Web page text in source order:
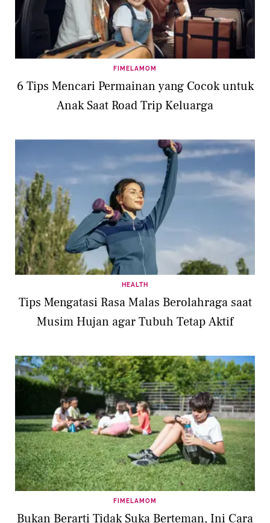
FIMELAMOM
6 Tips Mencari Permainan yang Cocok untuk
Anak Saat Road Trip Keluarga
HEALTH
Tips Mengatasi Rasa Malas Berolahraga saat
Musim Hujan agar Tubuh Tetap Aktif
FIMELAMOM
Bukan Berarti Tidak Suka Berteman, Ini Cara